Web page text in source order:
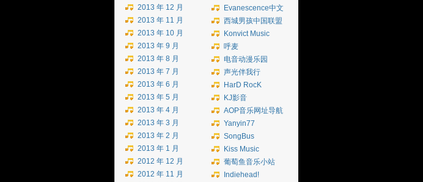
Evanescence中文
西城男孩中国联盟
Konvict Music
呼麦
电音动漫乐园
声光伴我行
HarD RocK
KJ影音
AOP音乐网址导航
Yanyin77
SongBus
Kiss Music
葡萄鱼音乐小站
Indiehead!
2013 年 12 月
2013 年 11 月
2013 年 10 月
2013 年 9 月
2013 年 8 月
2013 年 7 月
2013 年 6 月
2013 年 5 月
2013 年 4 月
2013 年 3 月
2013 年 2 月
2013 年 1 月
2012 年 12 月
2012 年 11 月